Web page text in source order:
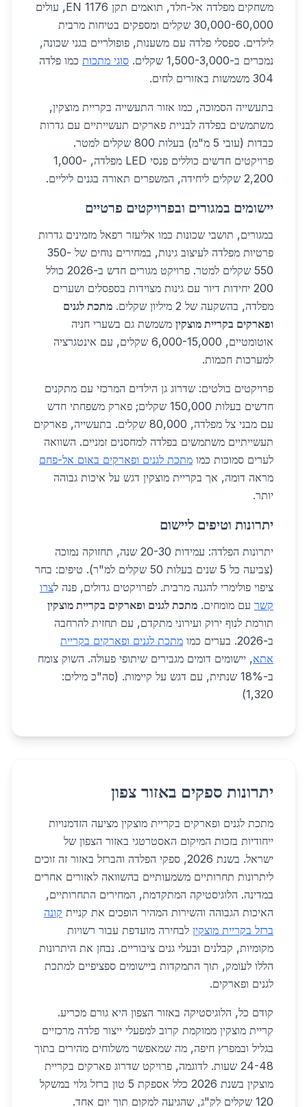
משחקים מפלדה אל-חלד, תואמים תקן EN 1176, עולים
30,000-60,000 שקלים ומספקים בטיחות מרבית
לילדים. ספסלי פלדה עם משענות, פופולריים בגני שכונה,
נמכרים ב-1,500-3,000 שקלים.
סוגי מתכות כמו פלדה
304 משמשות באזורים לחים.
בתעשייה הסמוכה, כמו אזור התעשייה בקריית מוצקין,
משתמשים בפלדה לבניית פארקים תעשייתיים עם גדרות
כבדות (עובי 5 מ"מ) בעלות 800 שקלים למטר.
פרויקטים חדשים כוללים פנסי LED מפלדה, 1,000-
2,200 שקלים ליחידה, המשפרים תאורה בגנים ליליים.
יישומים במגורים ובפרויקטים פרטיים
במגורים, תושבי שכונות כמו אליעזר רפאל מזמינים גדרות
פרטיות מפלדה לעיצוב גינות, במחירים נוחים של 350-
550 שקלים למטר. פרויקט מגורים חדש ב-2026 כולל
200 יחידות דיור עם גינות מצוידות בספסלים ושערים
מפלדה, בהשקעה של 2 מיליון שקלים.
מתכת לגנים
ופארקים בקריית מוצקין משמשת גם בשערי חניה
אוטומטיים, 6,000-15,000 שקלים, עם אינטגרציה
למערכות חכמות.
פרויקטים בולטים: שדרוג גן הילדים המרכזי עם מתקנים
חדשים בעלות 150,000 שקלים; פארק משפחתי חדש
עם מבני צל מפלדה, 80,000 שקלים. בתעשייה, פארקים
תעשייתיים משתמשים בפלדה למחסנים זמניים. השוואה
לערים סמוכות כמו מתכת לגנים ופארקים באום אל-פחם
מראה דומה, אך בקריית מוצקין דגש על איכות גבוהה
יותר.
יתרונות וטיפים ליישום
יתרונות הפלדה: עמידות 20-30 שנה, תחזוקה נמוכה
(צביעה כל 5 שנים בעלות 50 שקלים למ"ר). טיפים: בחר
ציפוי פולימרי להגנה מרבית. לפרויקטים גדולים, פנה לצרו
קשר עם מומחים. מתכת לגנים ופארקים בקריית מוצקין
תורמת לנוף ירוק ועירוני מתקדם, עם תחזית להרחבה
ב-2026. בערים כמו
מתכת לגנים ופארקים בקריית
אתא, יישומים דומים מגבירים שיתופי פעולה. השוק צומח
ב-18% שנתית, עם דגש על קיימות. (סה"כ מילים:
1,320)
יתרונות ספקים באזור צפון
מתכת לגנים ופארקים בקריית מוצקין מציעה הזדמנויות
ייחודיות בזכות המיקום האסטרטגי באזור הצפון של
ישראל. בשנת 2026, ספקי הפלדה והברזל באזור זה זוכים
ליתרונות תחרותיים משמעותיים בהשוואה לאזורים אחרים
במדינה. הלוגיסטיקה המתקדמת, המחירים התחרותיים,
האיכות הגבוהה והשירות המהיר הופכים את קניית קונה
ברזל בקריית מוצקין לבחירה מועדפת עבור רשויות
מקומיות, קבלנים ובעלי גנים ציבוריים. נבחן את היתרונות
הללו לעומק, תוך התמקדות ביישומים ספציפיים למתכת
לגנים ופארקים.
קודם כל, הלוגיסטיקה באזור הצפון היא גורם מכריע.
קריית מוצקין ממוקמת קרוב למפעלי ייצור פלדה מרכזיים
בגליל ובמפרץ חיפה, מה שמאפשר משלוחים מהירים בתוך
24-48 שעות. לדוגמה, פרויקט שדרוג פארקים בקריית
מוצקין בשנת 2026 כלל אספקת 5 טון ברזל גלוי במשקל
120 שקלים לק"ג, שהגיעה למקום תוך יום אחד.